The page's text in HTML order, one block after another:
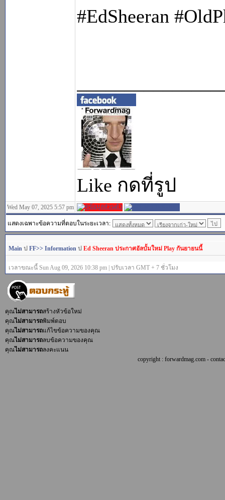
#EdSheeran
Like กดที่รูป
Wed May 07, 2025 5:57 pm
แสดงเฉพาะข้อความที่ตอบในระยะเวลา:
Main ป FF>> Information ป Ed Sheeran ประกาศอัลบั้มใหม่ Play กันยายนนี้
เวลาขณะนี้ Sun Aug 09, 2026 10:38 pm | ปรับเวลา GMT + 7 ชั่วโมง
คุณไม่สามารถสร้างหัวข้อใหม่
คุณไม่สามารถพิมพ์ตอบ
คุณไม่สามารถแก้ไขข้อความของคุณ
คุณไม่สามารถลบข้อความของคุณ
คุณไม่สามารถลงคะแนน
copyright : forwardmag.com -